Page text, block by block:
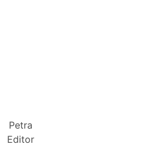
Petra
Editor